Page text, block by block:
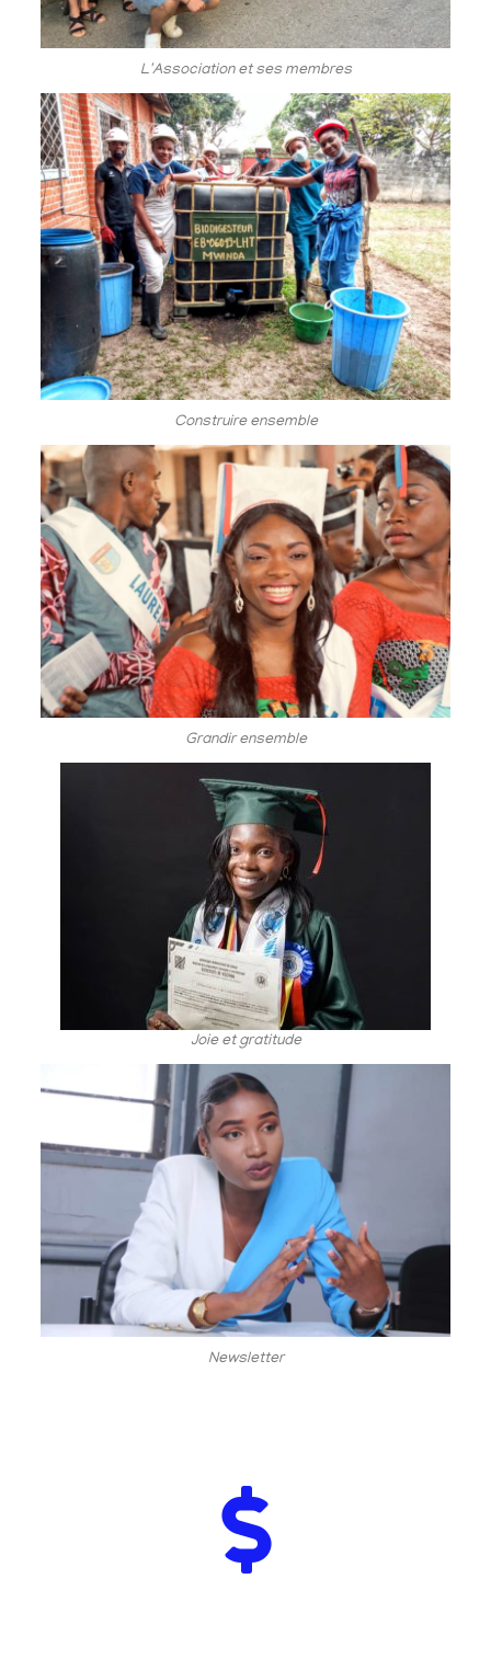
L'Association et ses membres
Construire ensemble
Grandir ensemble
Joie et gratitude
Newsletter